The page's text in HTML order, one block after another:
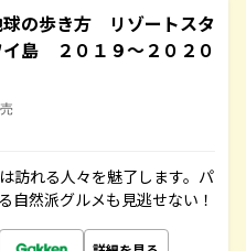
の歩き方 リゾートスタ
島 ２０１９～２０２０
訪れる人々を魅了します。パ
自然派グルメも見逃せない！